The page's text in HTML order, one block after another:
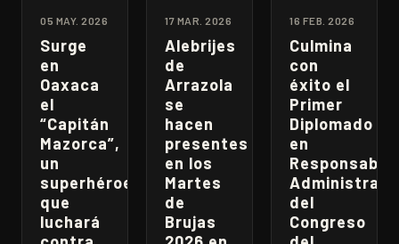
05 MAY. 2026
Surge
en
Oaxaca
el
“Capitán
Mazorca”,
un
superhéroe
que
luchará
17 MAR. 2026
Alebrijes
de
Arrazola
se
hacen
presentes
en los
Martes
de
Brujas
16 FEB. 2026
Culmina
con
éxito el
Primer
Diplomado
en
del
Congreso